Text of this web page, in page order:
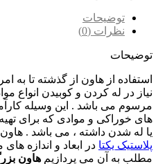
توضیحات
نظرات (0)
توضیحات
استفاده از هاون از گذشته تا به
نیاز در له کردن و کوبیدن انواع
مرسوم می باشد . این وسیله
های خوراکی و موادی که برای تهیه
یا له شدن‌ داشته ، می باشد .
پلاستیک یکتا در ابعاد و اندازه
مطلب به آن می پردازیم هاون